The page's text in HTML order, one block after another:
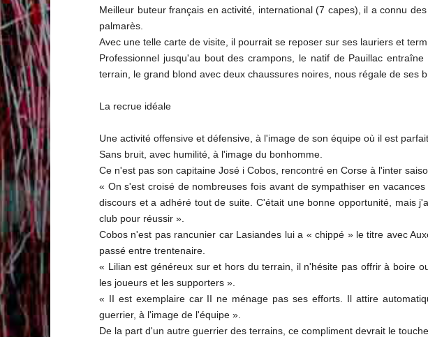
Meilleur buteur français en activité, international (7 capes), il a connu
palmarès.
Avec une telle carte de visite, il pourrait se reposer sur ses lauriers et
Professionnel jusqu'au bout des crampons, le natif de Pauillac
terrain, le grand blond avec deux chaussures noires, nous régale de ses
La recrue idéale
Une activité offensive et défensive, à l'image de son équipe où il est
Sans bruit, avec humilité, à l'image du bonhomme.
Ce n'est pas son capitaine José i Cobos, rencontré en Corse à l'inter
« On s'est croisé de nombreuses fois avant de sympathiser en
discours et a adhéré tout de suite. C'était une bonne opportunité, mais
club pour réussir ».
Cobos n'est pas rancunier car Lasiandes lui a « chippé » le titre avec
passé entre trentenaire.
« Lilian est généreux sur et hors du terrain, il n'hésite pas offrir à boire
les joueurs et les supporters ».
« II est exemplaire car II ne ménage pas ses efforts. Il attire
guerrier, à l'image de l'équipe ».
De la part d'un autre guerrier des terrains, ce compliment devrait le